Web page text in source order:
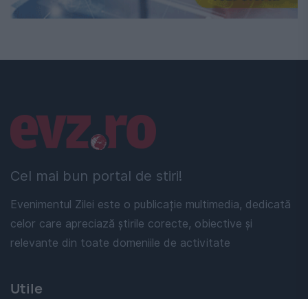
Cel mai bun portal de stiri!
Evenimentul Zilei este o publicație multimedia, dedicată
celor care apreciază știrile corecte, obiective și
relevante din toate domeniile de activitate
Linkuri utile
Utile